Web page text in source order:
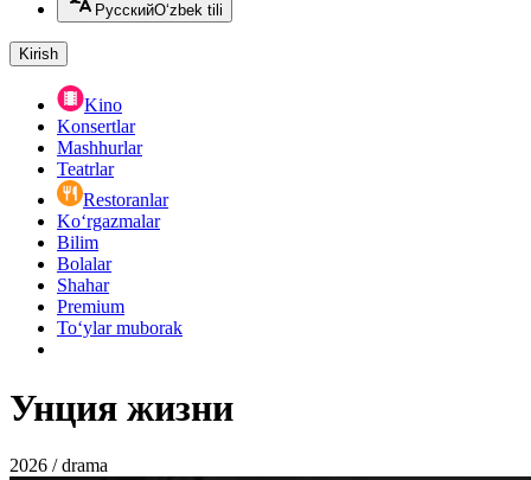
РусскийO‘zbek tili
Kirish
Kino
Konsertlar
Mashhurlar
Teatrlar
Restoranlar
Ko‘rgazmalar
Bilim
Bolalar
Shahar
Premium
Toʻylar muborak
Унция жизни
2026 / drama